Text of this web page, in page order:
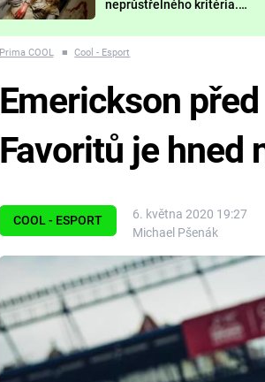
neprůstřelného kritéria.
nejvíc zvednou tep?
Prima COOL ■ Cool - Esport
COOL - ESPORT
6. května 2020 19:27
Michael Pšenák
Emerickson před
Favoritů je hned